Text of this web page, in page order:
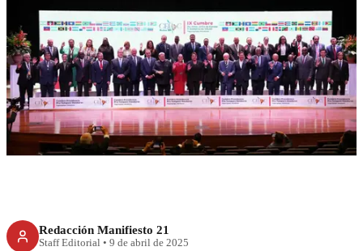
RECIENTE
Celac: Unidos por la Patria
Grande
Redacción Manifiesto 21
Staff Editorial • 9 de abril de 2025